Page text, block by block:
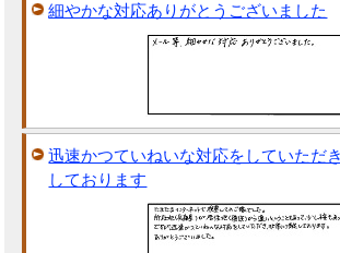
細やかな対応ありがとうございました
迅速かつていねいな対応をしていただ
しております